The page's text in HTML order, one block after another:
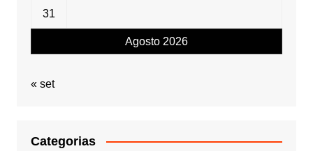
Agosto 2026
31
« set
Categorias